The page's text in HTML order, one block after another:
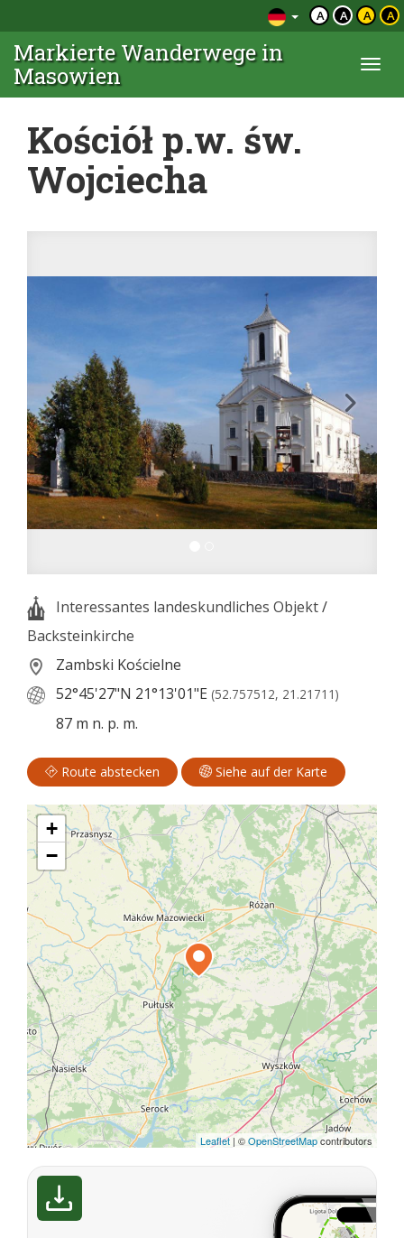
A A A A
Markierte Wanderwege in
Masowien
Kościół p.w. św.
Wojciecha
Interessantes landeskundliches Objekt/
Backsteinkirche
Zambski Kościelne
52°45'27"N 21°13'01"E (52.757512, 21.21711)
87 m n. p. m.
Route abstecken Siehe auf der Karte
+
−
Leaflet | ©OpenStreetMapcontributors